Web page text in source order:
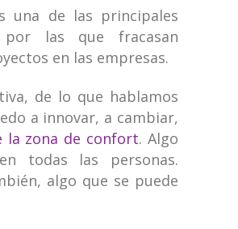
una de las principales
por las que fracasan
en las empresas.
de lo que hablamos
a innovar, a cambiar,
la zona de confort. Algo
todas las personas.
algo que se puede